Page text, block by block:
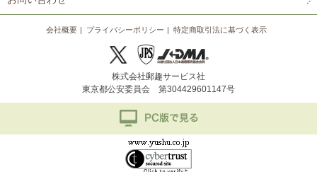
会社概要 プライバシーポリシー 特定商取引法に基づく表示
株式会社郵趣サービス社
東京都公安委員会 第304429601147号